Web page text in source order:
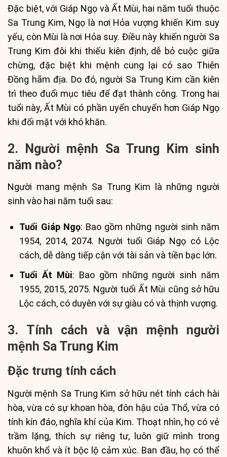
Đặc biệt, với Giáp Ngọ và Ất Mùi, hai năm tuổi thuộc
Sa Trung Kim, Ngọ là nơi Hỏa vượng khiến Kim suy
yếu, còn Mùi là nơi Hỏa suy. Điều này khiến người Sa
Trung Kim đôi khi thiếu kiên định, dễ bỏ cuộc giữa
chừng, đặc biệt khi mệnh cung lại có sao Thiên
Đồng hãm địa. Do đó, người Sa Trung Kim cần kiên
trì theo đuổi mục tiêu để đạt thành công. Trong hai
tuổi này, Ất Mùi có phần uyển chuyển hơn Giáp Ngọ
khi đối mặt với khó khăn.
2. Người mệnh Sa Trung Kim sinh
năm nào?
Người mang mệnh Sa Trung Kim là những người
sinh vào hai năm tuổi sau:
Tuổi Giáp Ngọ: Bao gồm những người sinh năm
1954, 2014, 2074. Người tuổi Giáp Ngọ có Lộc
cách, dễ dàng tiếp cận với tài sản và tiền bạc lớn.
Tuổi Ất Mùi: Bao gồm những người sinh năm
1955, 2015, 2075. Người tuổi Ất Mùi cũng sở hữu
Lộc cách, có duyên với sự giàu có và thịnh vượng.
3. Tính cách và vận mệnh người
mệnh Sa Trung Kim
Đặc trưng tính cách
Người mệnh Sa Trung Kim sở hữu nét tính cách hài
hòa, vừa có sự khoan hòa, đôn hậu của Thổ, vừa có
tính kín đáo, nghĩa khí của Kim. Thoạt nhìn, họ có vẻ
trầm lặng, thích sự riêng tư, luôn giữ mình trong
khuôn khổ và ít bộc lộ cảm xúc. Ban đầu, họ có thể